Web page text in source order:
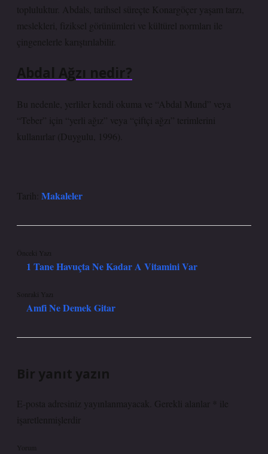
topluluktur. Abdals, tarihsel süreçte Konargöçer yaşam tarzı,
meslekleri, fiziksel görünümleri ve kültürel normları ile
çingenelerle karıştırılabilir.
Abdal Ağzı nedir?
Bu nedenle, yerliler kendi okuma ve “Abdal Mund” veya
“Teber” için “yerli ağız” veya “çiftçi ağzı” terimlerini
kullanırlar (Duygulu, 1996).
Tarih: Makaleler
Önceki Yazı
1 Tane Havuçta Ne Kadar A Vitamini Var
Sonraki Yazı
Amfi Ne Demek Gitar
Bir yanıt yazın
E-posta adresiniz yayınlanmayacak. Gerekli alanlar
ile
işaretlenmişlerdir
Yorum